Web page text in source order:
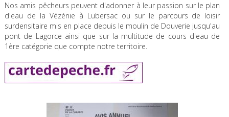
Nos amis pêcheurs peuvent d'adonner à leur passion sur le plan
d'eau de la Vézénie à Lubersac ou sur le parcours de loisir
surdensitaire mis en place depuis le moulin de Douverie jusqu'au
pont de Lagorce ainsi que sur la multitude de cours d'eau de
1ère catégorie que compte notre territoire.